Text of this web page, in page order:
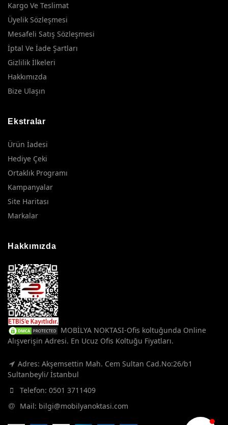
Kargo Ve Teslimat
Üyelik Sözleşmesi
Mesafeli Satış Sözleşmesi
İptal Ve İade Şartları
Gizlilik İlkeleri
Hakkımızda
Bize Ulaşın
Ekstralar
Ürün İadesi
Hediye Çeki
Ortaklık Programı
Kampanyalar
Site Haritası
Markalar
Hakkımızda
MOBİLYA NOKTASI-Ofis koltuğunda Online
Alışverişin Adresi. En Ucuz Ofis Koltuğu Fiyatları.
Adres: Akşemsettin Mah. Cem Sultan Cad.No:26/b1
Sultanbeyli/ İstanbul
Telefon: 0501 3711409
Mail: bilgi@mobilyanoktasi.com